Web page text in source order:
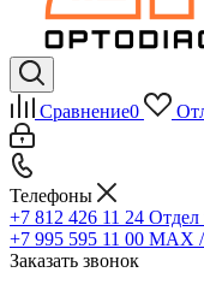
Сравнение0
Телефоны
+7 812 426 11 24 Отдел
+7 995 595 11 00 MAX /
Заказать звонок